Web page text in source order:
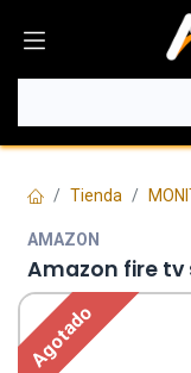
Tienda
AMAZON
Amazon fire tv
Agotado